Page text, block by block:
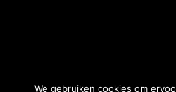
We gebruiken cookies om